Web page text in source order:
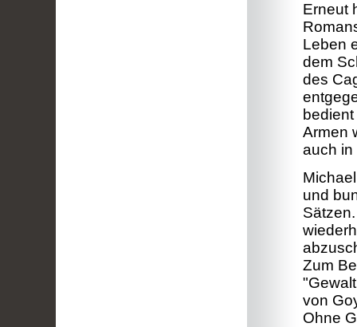
Erneut
Leben
dem
des
Armen
auch in
und
Zum
von
Ohne